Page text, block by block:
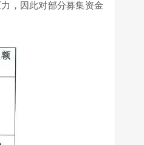
，因此对部分募集资金